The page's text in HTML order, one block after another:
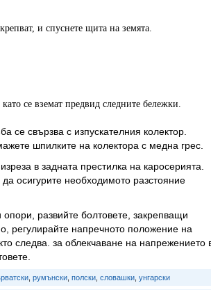
и спуснете щита на земята.
се вземат предвид следните бележки.
се свързва с изпускателния колектор.
шпилките на колектора с медна грес.
в задната престилка на каросерията.
осигурите необходимото разстояние
развийте болтовете, закрепващи
регулирайте напречното положение на
следва. за облекчаване на напрежението
, румънски, полски, словашки, унгарски